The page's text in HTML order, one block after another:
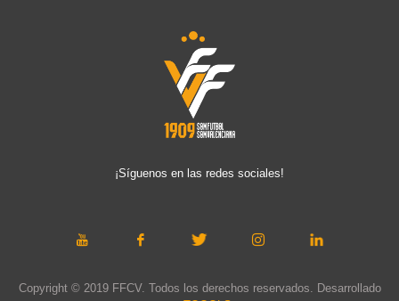
¡Síguenos en las redes sociales!
Copyright © 2019 FFCV. Todos los derechos reservados. Desarrollado